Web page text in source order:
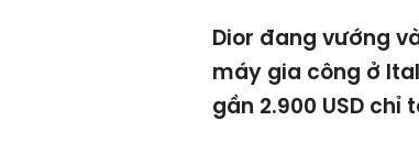
Dior đang vướng
máy gia công ở
gần 2.900 USD chỉ